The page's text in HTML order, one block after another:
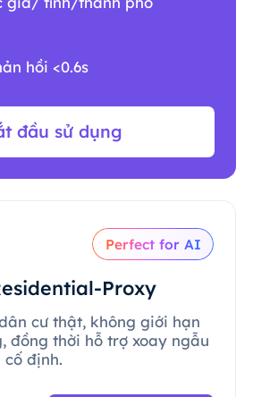
hồi <0.6s
đầu sử dụng
Perfect for AI
Proxy
cư thật, không giới hạn
đồng thời hỗ trợ xoay ngẫu
định.